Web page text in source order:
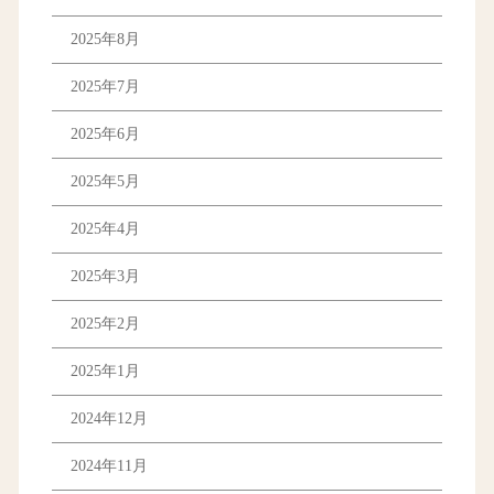
2025年8月
2025年7月
2025年6月
2025年5月
2025年4月
2025年3月
2025年2月
2025年1月
2024年12月
2024年11月